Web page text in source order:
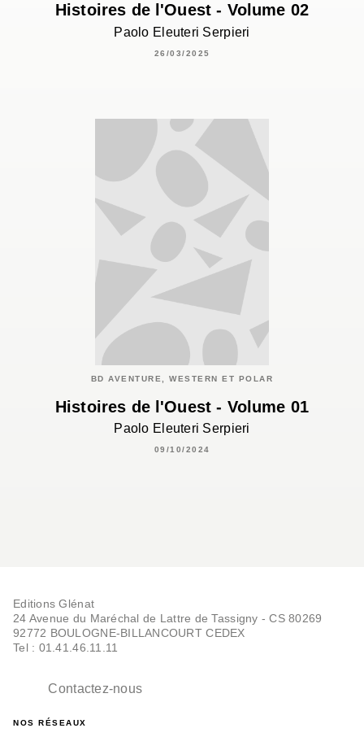
Histoires de l'Ouest - Volume 02
Paolo Eleuteri Serpieri
26/03/2025
BD AVENTURE, WESTERN ET POLAR
Histoires de l'Ouest - Volume 01
Paolo Eleuteri Serpieri
09/10/2024
Editions Glénat
24 Avenue du Maréchal de Lattre de Tassigny - CS 80269
92772 BOULOGNE-BILLANCOURT CEDEX
Tel : 01.41.46.11.11
Contactez-nous
NOS RÉSEAUX